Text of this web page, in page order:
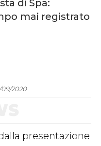
di Spa:
mai registrato
2020
presentazione